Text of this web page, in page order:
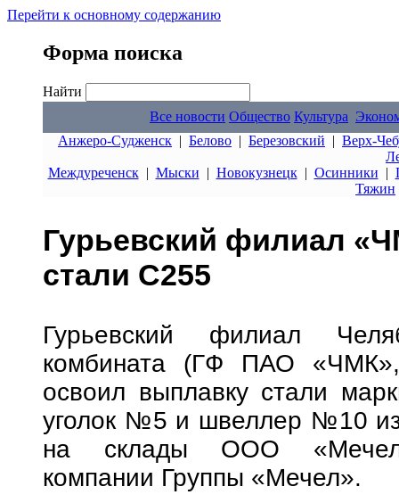
Перейти к основному содержанию
Форма поиска
Найти
Все новости Общество Культура
Анжеро-Судженск | Белово | Березовский | Верх-
Междуреченск| Мыски | Новокузнецк| Осинники |
Тяжин
Гурьевский филиал
стали С255
Гурьевский филиал
комбината (ГФ ПАО
освоил выплавку стали
уголок №5 и швеллер №10
на склады ООО «Мечел-
компании Группы «Мечел».